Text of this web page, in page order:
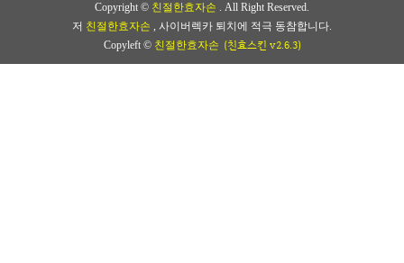
Copyright © 친절한효자손 . All Right Reserved.
저 친절한효자손 , 사이버렉카 퇴치에 적극 동참합니다.
Copyleft © 친절한효자손 (친효스킨 v2.6.3)